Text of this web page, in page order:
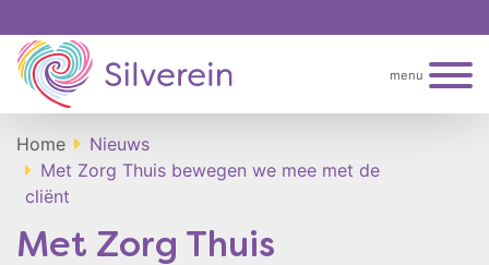
menu
Home
Nieuws
Met Zorg Thuis bewegen we mee met de
cliënt
Met Zorg Thuis